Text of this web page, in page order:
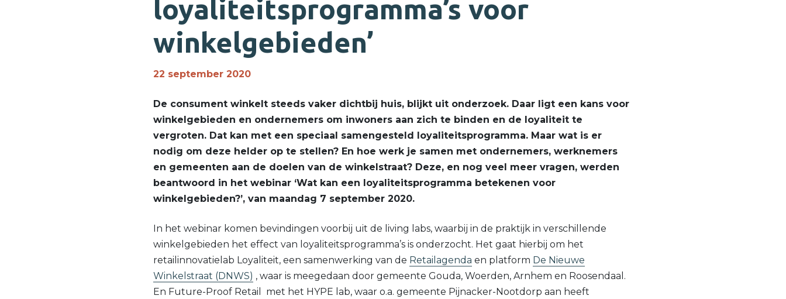
loyaliteitsprogramma’s voor
winkelgebieden’
22 september 2020
De consument winkelt steeds vaker dichtbij huis, blijkt uit onderzoek. Daar ligt een kans voor
winkelgebieden en ondernemers om inwoners aan zich te binden en de loyaliteit te
vergroten. Dat kan met een speciaal samengesteld loyaliteitsprogramma. Maar wat is er
nodig om deze helder op te stellen? En hoe werk je samen met ondernemers, werknemers
en gemeenten aan de doelen van de winkelstraat? Deze, en nog veel meer vragen, werden
beantwoord in het webinar ‘Wat kan een loyaliteitsprogramma betekenen voor
winkelgebieden?’, van maandag 7 september 2020.
In het webinar komen bevindingen voorbij uit de living labs, waarbij in de praktijk in verschillende
winkelgebieden het effect van loyaliteitsprogramma’s is onderzocht. Het gaat hierbij om het
retailinnovatielab Loyaliteit, een samenwerking van de Retailagenda en platform De Nieuwe
Winkelstraat (DNWS) , waar is meegedaan door gemeente Gouda, Woerden, Arnhem en Roosendaal.
En Future-Proof Retail met het HYPE lab, waar o.a. gemeente Pijnacker-Nootdorp aan heeft